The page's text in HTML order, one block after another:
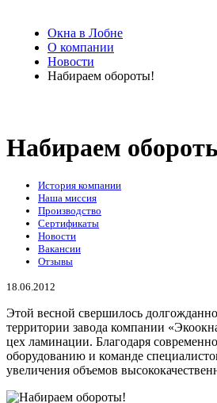
Окна в Лобне
О компании
Новости
Набираем обороты!
Набираем
История компании
Наша миссия
Производство
Сертификаты
Новости
Вакансии
Отзывы
18.06.2012
Этой весной свершилось
территории завода компании
цех ламинации. Благодаря
оборудованию и команде
увеличения объемов